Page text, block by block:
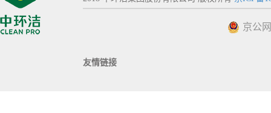
京公
友情链接